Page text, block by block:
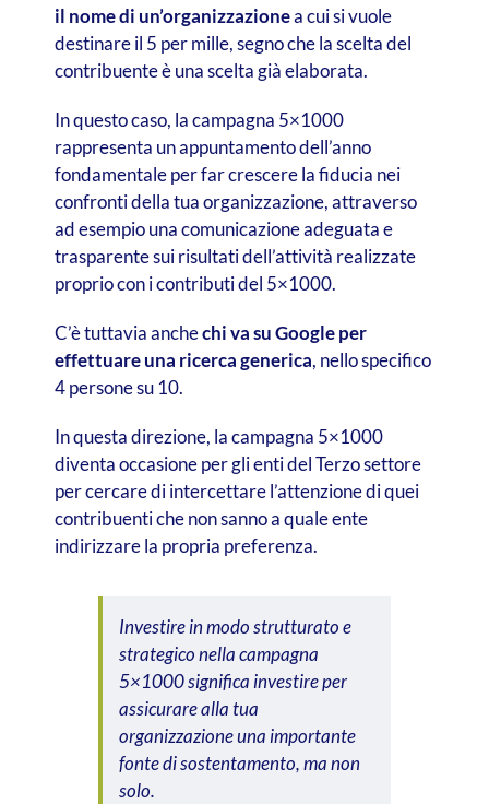
il nome di un’organizzazionea cui si vuole
destinare il 5 per mille, segno che la scelta del
contribuente è una scelta già elaborata.
In questo caso, la campagna 5×1000
rappresenta un appuntamento dell’anno
fondamentale per far crescere la fiducia nei
confronti della tua organizzazione, attraverso
ad esempio una comunicazione adeguata e
trasparente sui risultati dell’attività realizzate
proprio con i contributi del 5×1000.
C’è tuttavia anchechi va su Google per
effettuare una ricerca generica, nello specifico
4 persone su 10.
In questa direzione, la campagna 5×1000
diventa occasione per gli enti del Terzo settore
per cercare di intercettare l’attenzione di quei
contribuenti che non sanno a quale ente
indirizzare la propria preferenza.
Investire in modo strutturato e
strategico nella campagna
5×1000 significa investire per
assicurare alla tua
organizzazione una importante
fonte di sostentamento, ma non
solo.